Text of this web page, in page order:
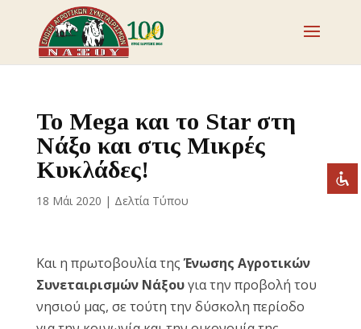
zoom_out Σμίκρυνση
zoom_in Μεγέθυνση
brightness_high Έντονη αντίθεση
Σκοτεινή αντίθεση
Το Mega και το Star στη
Νάξο και στις Μικρές
Κυκλάδες!
18 Μάι 2020 | Δελτία Τύπου
Και η πρωτοβουλία τηςΈνωσης Αγροτικών
Συνεταιρισμών Νάξουγια την προβολή του
νησιού μας, σε τούτη την δύσκολη περίοδο